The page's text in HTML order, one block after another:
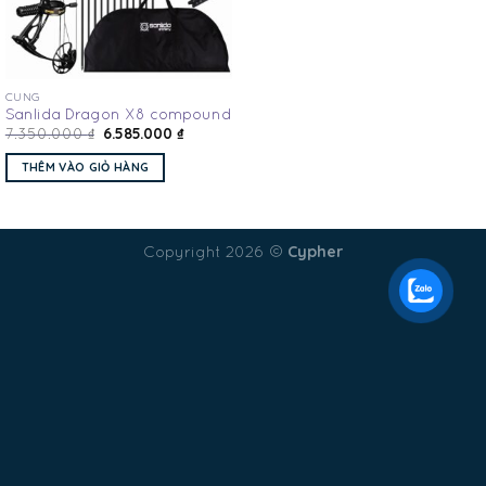
CUNG
Sanlida Dragon X8 compound
7.350.000₫ 6.585.000 ₫
THÊM VÀO GIỎ HÀNG
Copyright 2026 © Cypher